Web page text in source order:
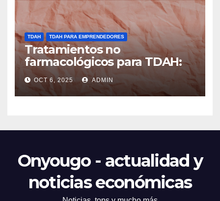
TDAH TDAH PARA EMPRENDEDORES
Tratamientos no
farmacológicos para TDAH:
opciones prácticas
OCT 6, 2025 ADMIN
Onyougo - actualidad y
noticias económicas